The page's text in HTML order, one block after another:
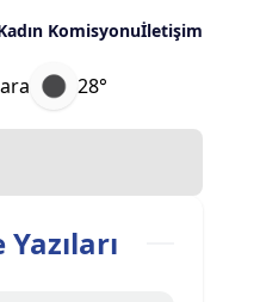
Komisyonuİletişim
28°
Yazıları